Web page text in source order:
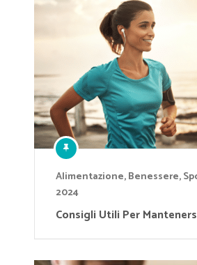
Alimentazione,Benessere,
2024
Consigli Utili Per